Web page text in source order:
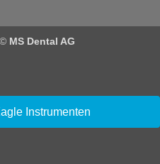
MS Dental AG
Instrumenten